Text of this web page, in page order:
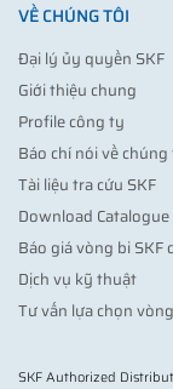
VỀ CHÚNG TÔI
Đại lý ủy quyền SKF
Giới thiệu chung
Profile công ty
Báo chí nói về
Tài liệu tra cứu SKF
Download Catalogue
Báo giá vòng bi SKF
Dịch vụ kỹ thuật
Tư vấn lựa chọn
SKF Authorized